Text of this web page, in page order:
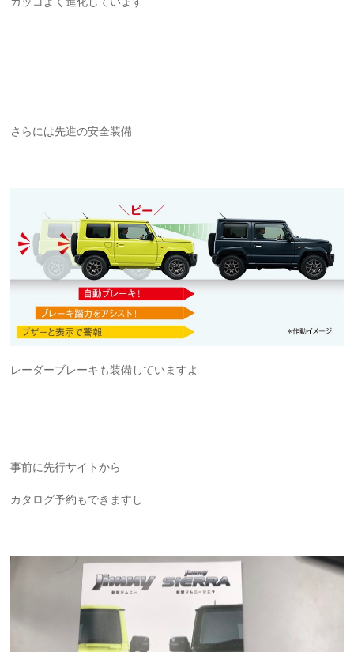
さらには先進の安全装備
レーダーブレーキも装備していますよ
事前に先行サイトから
カタログ予約もできますし